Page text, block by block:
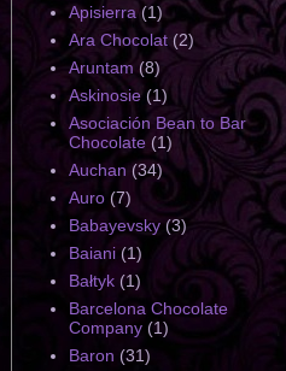
Apisierra (1)
Ara Chocolat (2)
Aruntam (8)
Askinosie (1)
Asociación Bean to Bar
Chocolate (1)
Auchan (34)
Auro (7)
Babayevsky (3)
Baiani (1)
Bałtyk (1)
Barcelona Chocolate
Company (1)
Baron (31)